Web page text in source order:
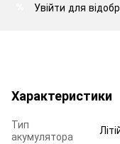
Увійти для
Характеристики
Тип
акумулятора